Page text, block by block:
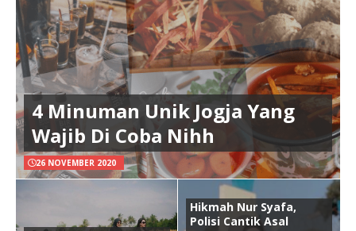
4 Minuman Unik Jogja Yang
Wajib Di Coba Nihh
26 NOVEMBER 2020
Hikmah Nur Syafa,
Polisi Cantik Asal